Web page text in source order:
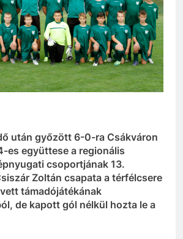
után győzött 6-0-ra Csákváron
es együttese a regionális
csoportjának 13.
Zoltán csapata a térfélcsere
támadójátékának
de kapott gól nélkül hozta le a